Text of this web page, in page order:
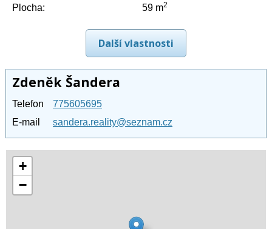
Plocha:
59 m2
Další vlastnosti
Zdeněk Šandera
Telefon
775605695
E-mail
sandera.reality@seznam.cz
+
−